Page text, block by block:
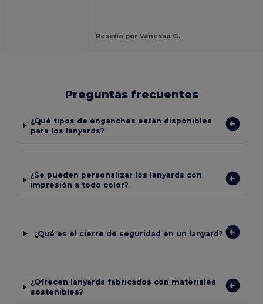
Reseña por Vanessa G.
Preguntas frecuentes
¿Qué tipos de enganches están disponibles
para los lanyards?
¿Se pueden personalizar los lanyards con
impresión a todo color?
¿Qué es el cierre de seguridad en un lanyard?
¿Ofrecen lanyards fabricados con materiales
sostenibles?